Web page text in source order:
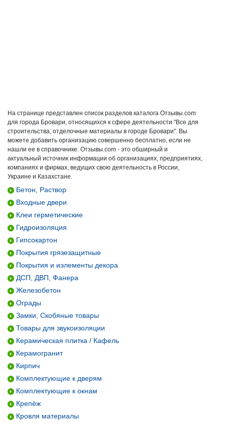
На странице представлен список разделов каталога Отзывы.com
для города Бровари, относящихся к сфере деятельности "Все для
строительства, отделочные материалы в городе Бровари". Вы
можете добавить организацию совершенно бесплатно, если не
нашли ее в справочнике. Отзывы.com - это обширный и
актуальный источник информации об организациях, предприятиях,
компаниях и фирмах, ведущих свою деятельность в России,
Украине и Казахстане.
Бетон, Раствор
Входные двери
Клеи герметические
Гидроизоляция
Гипсокартон
Покрытия грязезащитные
Покрытия и иэлементы декора
ДСП, ДВП, Фанера
Железобетон
Ограды
Замки, Скобяные товары
Товары для звукоизоляции
Керамическая плитка / Кафель
Керамогранит
Кирпич
Комплектующие к дверям
Комплектующие к окнам
Крепёж
Кровля материалы